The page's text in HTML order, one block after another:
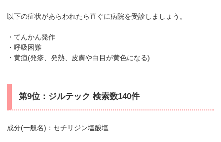
以下の症状があらわれたら直ぐに病院を受診しましょう。
・てんかん発作
・呼吸困難
・黄疸(発疹、発熱、皮膚や白目が黄色になる)
第9位：ジルテック 検索数140件
成分(一般名)：セチリジン塩酸塩